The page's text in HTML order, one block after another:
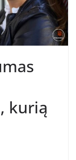
kurią